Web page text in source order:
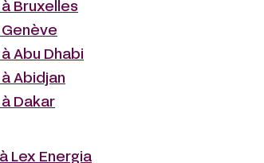
Bruxelles
Genève
Abu Dhabi
Abidjan
Dakar
Lex Energia